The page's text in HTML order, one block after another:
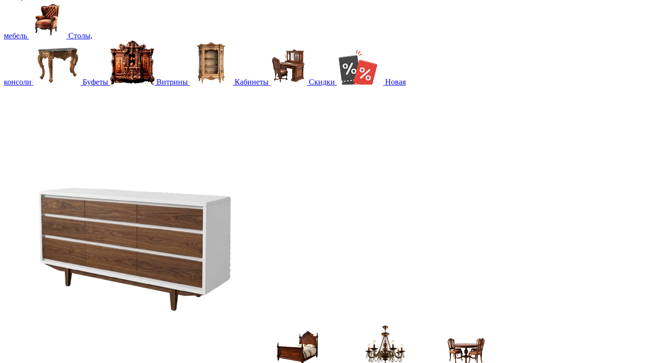
мебель Столы,
консоли Буфеты Витрины Кабинеты Скидки Новая